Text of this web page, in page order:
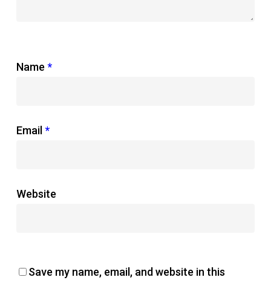
Name *
Email *
Website
Save my name, email, and website in this